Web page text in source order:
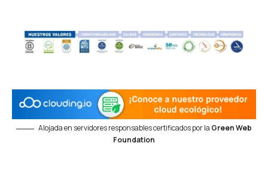
Alojada en servidores responsables certificados por la Green Web
Foundation